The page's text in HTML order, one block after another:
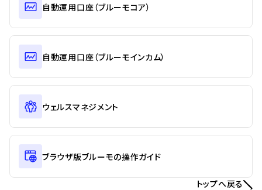
自動運用口座（ブルーモコア）
自動運用口座（ブルーモインカム）
ウェルスマネジメント
ブラウザ版ブルーモの操作ガイド
トップへ戻る